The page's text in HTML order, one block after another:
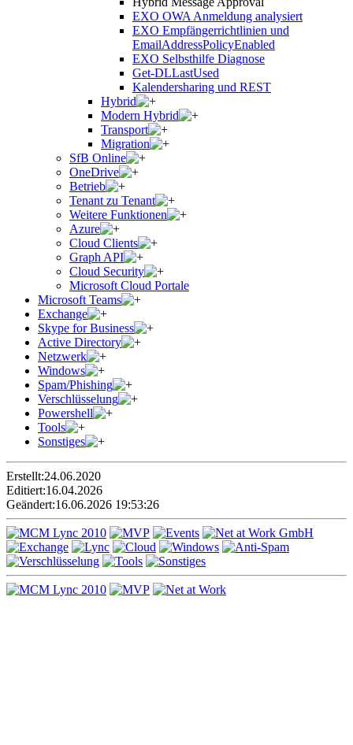
EXO OWA Anmeldung analysiert
EXO Empfängerrichtlinien und
EmailAddressPolicyEnabled
EXO Selbsthilfe Diagnose
Get-DLLastUsed
Kalendersharing und REST
Hybrid
Modern Hybrid
Transport
Migration
SfB Online
OneDrive
Betrieb
Tenant zu Tenant
Weitere Funktionen
Azure
Cloud Clients
Graph API
Cloud Security
Microsoft Cloud Portale
Microsoft Teams
Exchange
Skype for Business
Active Directory
Netzwerk
Windows
Spam/Phishing
Verschlüsselung
Powershell
Tools
Sonstiges
Erstellt:24.06.2020
Editiert:16.04.2026
Geändert:16.06.2026 19:53:26